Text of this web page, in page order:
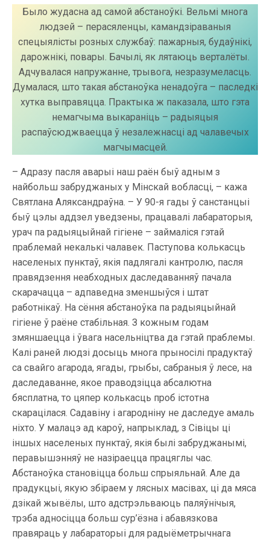
Было жудасна ад самой абстаноўкі. Вельмі многа
людзей – перасяленцы, камандзіраваныя
спецыялісты розных службаў: пажарныя, будаўнікі,
дарожнікі, повары. Бачылі, як лятаюць верталёты.
Адчувалася напружанне, трывога, незразумеласць.
Думалася, што такая абстаноўка ненадоўга – паследкі
хутка выправяцца. Практыка ж паказала, што гэта
немагчыма выкараніць – радыяцыя
распаўсюджваецца ў незалежнасці ад чалавечых
магчымасцей.
– Адразу пасля аварыі наш раён быў адным з
найбольш забруджаных у Мінскай вобласці, – кажа
Святлана Аляксандраўна. – У 90-я гады ў санстанцыі
быў цэлы аддзел уведзены, працавалі лабараторыя,
урач па радыяцыйнай гігіене – займаліся гэтай
праблемай некалькі чалавек. Паступова колькасць
населеных пунктаў, якія падлягалі кантролю, пасля
правядзення неабходных даследаванняў пачала
скарачацца – адпаведна зменшыўся і штат
работнікаў. На сёння абстаноўка па радыяцыйнай
гігіене ў раёне стабільная. З кожным годам
змяншаецца і ўвага насельніцтва да гэтай праблемы.
Калі раней людзі досыць многа прыносілі прадуктаў
са свайго агарода, ягады, грыбы, сабраныя ў лесе, на
даследаванне, якое праводзіцца абсалютна
бясплатна, то цяпер колькасць проб істотна
скарацілася. Садавіну і агародніну не даследуе амаль
ніхто. У малацэ ад кароў, напрыклад, з Сівіцы ці
іншых населеных пунктаў, якія былі забруджанымі,
перавышэнняў не назіраецца працяглы час.
Абстаноўка становіцца больш спрыяльнай. Але да
прадукцыі, якую збіраем у лясных масівах, ці да мяса
дзікай жывёлы, што адстрэльваюць паляўнічыя,
трэба адносіцца больш сур’ёзна і абавязкова
правяраць у лабараторыі для радыёметрычнага